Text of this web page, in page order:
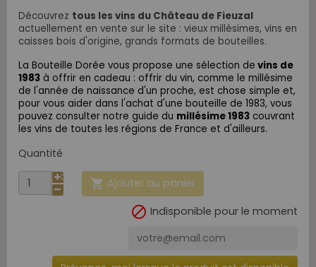
Découvrez tous les vins du Château de Fieuzal
actuellement en vente sur le site : vieux millésimes, vins en
caisses bois d'origine, grands formats de bouteilles.
La Bouteille Dorée vous propose une sélection de vins de
1983 à offrir en cadeau : offrir du vin, comme le millésime
de l'année de naissance d'un proche, est chose simple et,
pour vous aider dans l'achat d'une bouteille de 1983, vous
pouvez consulter notre guide du millésime 1983 couvrant
les vins de toutes les régions de France et d'ailleurs.
Quantité
 Ajouter au panier
 Indisponible pour le moment